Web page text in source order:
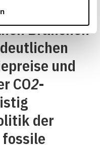
Konsum
Branchen
und
CO2-
der